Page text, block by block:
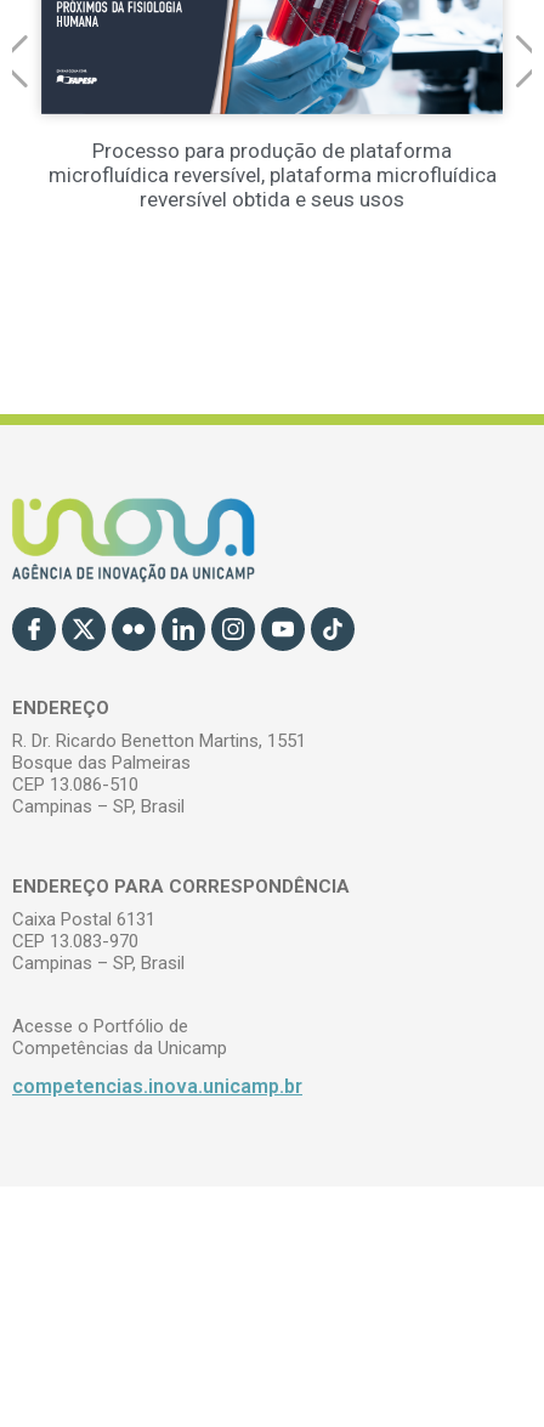
Processo para produção de plataforma
microfluídica reversível, plataforma microfluídica
reversível obtida e seus usos
ENDEREÇO
R. Dr. Ricardo Benetton Martins, 1551
Bosque das Palmeiras
CEP 13.086-510
Campinas – SP, Brasil
ENDEREÇO PARA CORRESPONDÊNCIA
Caixa Postal 6131
CEP 13.083-970
Campinas – SP, Brasil
Acesse o Portfólio de
Competências da Unicamp
competencias.inova.unicamp.br